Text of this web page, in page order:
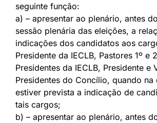
seguinte função:
a) – apresentar ao plenário, antes
sessão plenária das eleições, a
indicações dos candidatos aos
Presidente da IECLB, Pastores 1º e
Presidentes da IECLB, Presidente e
Presidentes do Concílio, quando
estiver prevista a indicação de
tais cargos;
b) – apresentar ao plenário, antes